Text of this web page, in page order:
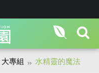
大專組 水精靈的魔法